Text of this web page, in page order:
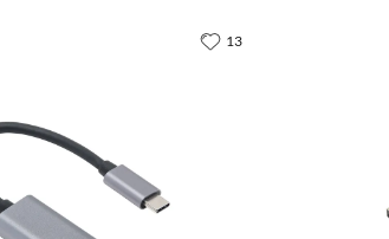
13